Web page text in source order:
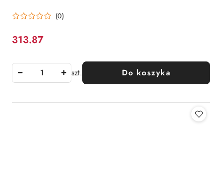
(0)
Cena:
313.87
szt. Do koszyka